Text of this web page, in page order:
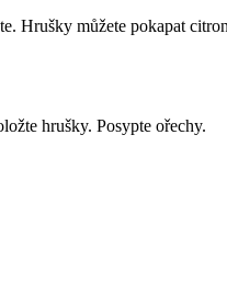
Hrušky můžete pokapat
hrušky. Posypte ořechy.